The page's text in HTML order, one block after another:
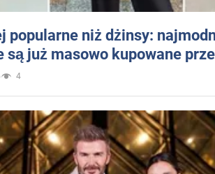
popularne niż dżinsy:
są już masowo kupowane
4